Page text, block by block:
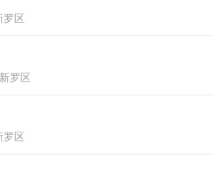
区
罗区
区